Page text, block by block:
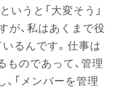
うと「大変そう」
が、私はあくまで役
るんです。仕事は
ものであって、管理
「メンバーを管理